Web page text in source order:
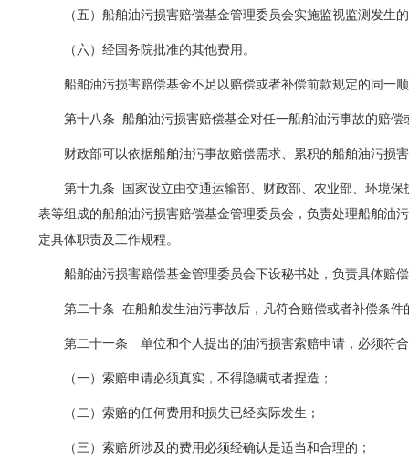
（五）船舶油污损害赔偿基金管理委员会实施监视监测发生
（六）经国务院批准的其他费用。
船舶油污损害赔偿基金不足以赔偿或者补偿前款规定的同一
第十八条 船舶油污损害赔偿基金对任一船舶油污事故的赔偿
财政部可以依据船舶油污事故赔偿需求、累积的船舶油污损
第十九条
国家设立由交通运输部、财政部、农业部、环境
表等组成的船舶油污损害赔偿基金管理委员会，负责处理船舶油
定具体职责及工作规程。
船舶油污损害赔偿基金管理委员会下设秘书处，负责具体赔
第二十条 在船舶发生油污事故后，凡符合赔偿或者补偿条
第二十一条 单位和个人提出的油污损害索赔申请，必须符
（一）索赔申请必须真实，不得隐瞒或者捏造；
（二）索赔的任何费用和损失已经实际发生；
（三）索赔所涉及的费用必须经确认是适当和合理的；